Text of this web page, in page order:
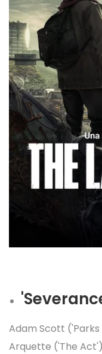
Adam Scott
Arquette ('The